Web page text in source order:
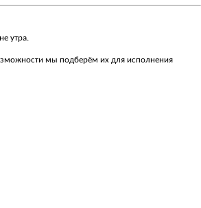
утра.
мы подберём их для исполнения